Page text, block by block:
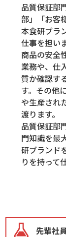
品質保証部
部」「お客
本食研ブラ
仕事を担い
商品の安全
業務や、仕
質か確認す
す。その他
や生産され
渡ります。
品質保証部
門知識を最
研ブランド
りを持って
先輩社